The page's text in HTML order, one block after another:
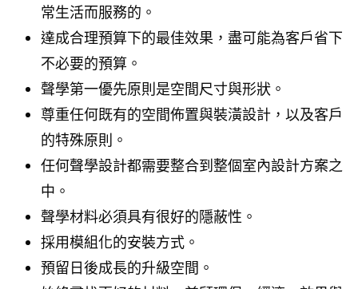
常生活而服務的。
達成合理預算下的最佳效果，盡可能為客戶省下
不必要的預算。
聲學第一優先原則是空間尺寸與形狀。
尊重任何既有的空間佈置與裝潢設計，以及客戶
的特殊原則。
任何聲學設計都需要整合到整個室內設計方案之
中。
聲學材料必須具有很好的隱蔽性。
採用模組化的安裝方式。
預留日後成長的升級空間。